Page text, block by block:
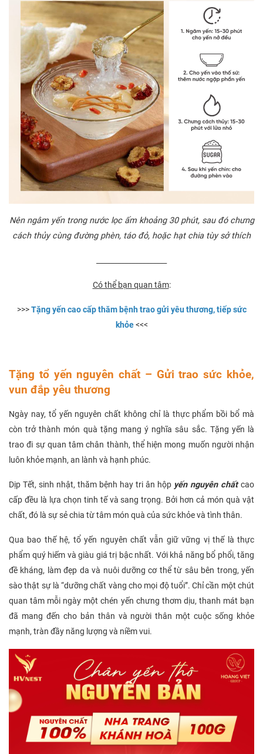
Nên ngâm yến trong nước lọc ấm khoảng 30 phút, sau đó chưng
cách thủy cùng đường phèn, táo đỏ, hoặc hạt chia tùy sở thích
Có thể bạn quan tâm:
>>>Tặng yến cao cấp thăm bệnh trao gửi yêu thương, tiếp sức
khỏe <<<
Tặng tổ yến nguyên chất – Gửi trao sức khỏe,
vun đắp yêu thương
Ngày nay, tổ yến nguyên chất không chỉ là thực phẩm bồi bổ mà
còn trở thành món quà tặng mang ý nghĩa sâu sắc. Tặng yến là
trao đi sự quan tâm chân thành, thể hiện mong muốn người nhận
luôn khỏe mạnh, an lành và hạnh phúc.
Dịp Tết, sinh nhật, thăm bệnh hay tri ân hộp yến nguyên chấtcao
cấp đều là lựa chọn tinh tế và sang trọng. Bởi hơn cả món quà vật
chất, đó là sự sẻ chia từ tâm món quà của sức khỏe và tình thân.
Qua bao thế hệ, tổ yến nguyên chất vẫn giữ vững vị thế là thực
phẩm quý hiếm và giàu giá trị bậc nhất. Với khả năng bổ phổi, tăng
đề kháng, làm đẹp da và nuôi dưỡng cơ thể từ sâu bên trong, yến
sào thật sự là “dưỡng chất vàng cho mọi độ tuổi”. Chỉ cần một chút
quan tâm mỗi ngày một chén yến chưng thơm dịu, thanh mát bạn
đã mang đến cho bản thân và người thân một cuộc sống khỏe
mạnh, tràn đầy năng lượng và niềm vui.